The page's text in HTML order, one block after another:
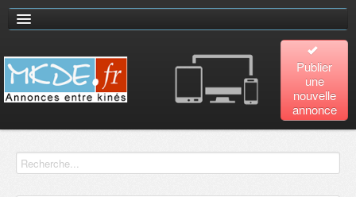
Publier
une
nouvelle
annonce